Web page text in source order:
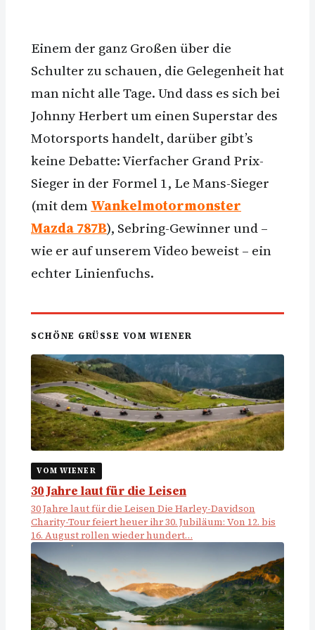
Einem der ganz Großen über die
Schulter zu schauen, die Gelegenheit hat
man nicht alle Tage. Und dass es sich bei
Johnny Herbert um einen Superstar des
Motorsports handelt, darüber gibt’s
keine Debatte: Vierfacher Grand Prix-
Sieger in der Formel 1, Le Mans-Sieger
(mit demWankelmotormonster
Mazda 787B), Sebring-Gewinner und –
wie er auf unserem Video beweist – ein
echter Linienfuchs.
SCHÖNE GRÜSSE VOM WIENER
VOM WIENER
30 Jahre laut für die Leisen
30 Jahre laut für die Leisen Die Harley-Davidson
Charity-Tour feiert heuer ihr 30. Jubiläum: Von 12. bis
16. August rollen wieder hundert…